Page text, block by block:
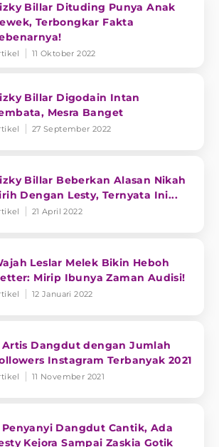
Billar Dituding Punya Anak
Terbongkar Fakta
11 Oktober 2022
Billar Digodain Intan
Mesra Banget
27 September 2022
Billar Beberkan Alasan Nikah
Dengan Lesty, Ternyata Ini...
21 April 2022
Leslar Melek Bikin Heboh
Mirip Ibunya Zaman Audisi!
12 Januari 2022
Artis Dangdut dengan Jumlah
Instagram Terbanyak 2021
11 November 2021
Penyanyi Dangdut Cantik, Ada
Kejora Sampai Zaskia Gotik